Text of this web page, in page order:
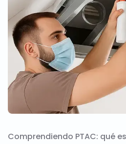
Comprendiendo PTAC: qué